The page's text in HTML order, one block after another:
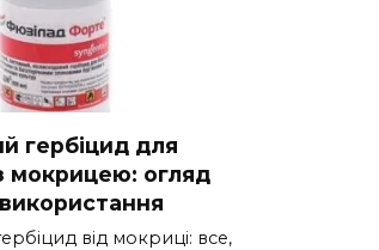
гербіцид для
мокрицею: огляд
від мокриці: все,